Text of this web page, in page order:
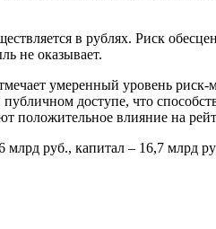
в рублях. Риск
не оказывает.
умеренный уровень риск-
доступе, что
положительное влияние на
руб., капитал – 16,7 млрд